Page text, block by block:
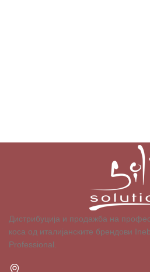
Дистрибуција и продажба на
коса од италијанските брендови
Professional.